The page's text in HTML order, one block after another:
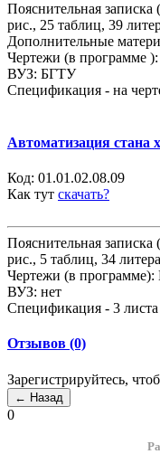
Пояснительная
рис., 25 таблиц, 39
Дополнительные
Чертежи (в программе
ВУЗ: БГТУ
Спецификация - на
Автоматизация стана
Код: 01.01.02.08.09
Как тут скачать?
Пояснительная
рис., 5 таблиц, 34
Чертежи (в программе):
ВУЗ: нет
Спецификация - 3 листа
Отзывов (0)
Зарегистрируйтесь,
0